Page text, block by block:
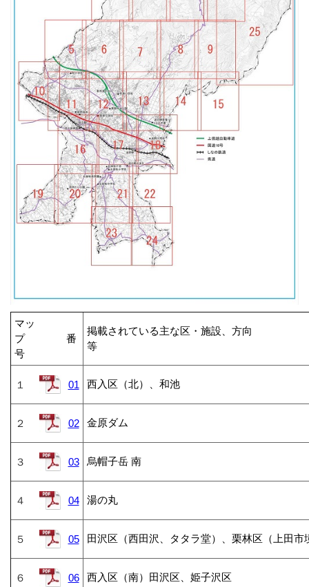
マッ
プ 番
号
掲載されている主な区・施設、方向
１ 01 西入区（北）、和池
２ 02 金原ダム
３ 03 烏帽子岳 南
４ 04 湯の丸
５ 05 田沢区（西田沢、タタラ堂）、栗林区（上田市
６ 06 西入区（南）田沢区、姫子沢区